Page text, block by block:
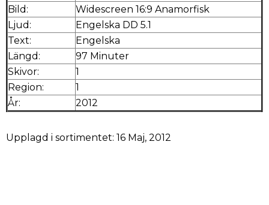
Bild:
Widescreen 16:9 Anamorfisk
Ljud:
Engelska DD 5.1
Text:
Engelska
Längd:
97 Minuter
Skivor:
1
Region:
1
År:
2012
Upplagd i sortimentet: 16 Maj, 2012